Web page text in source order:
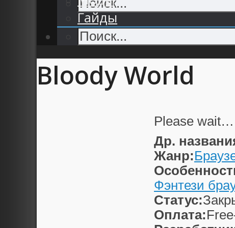
Гайды
Bloody World
Please wait…
Др.
Жанр:
Фэнтези
Статус:
Оплата: